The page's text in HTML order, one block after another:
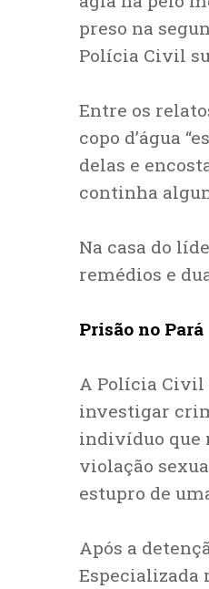
preso na
Polícia Civil
Entre os
copo d’água
delas e
continha
Na casa do
remédios e
Prisão no Pará
A Polícia Civil
investigar
indivíduo que
violação
estupro de
Após a
Especializada